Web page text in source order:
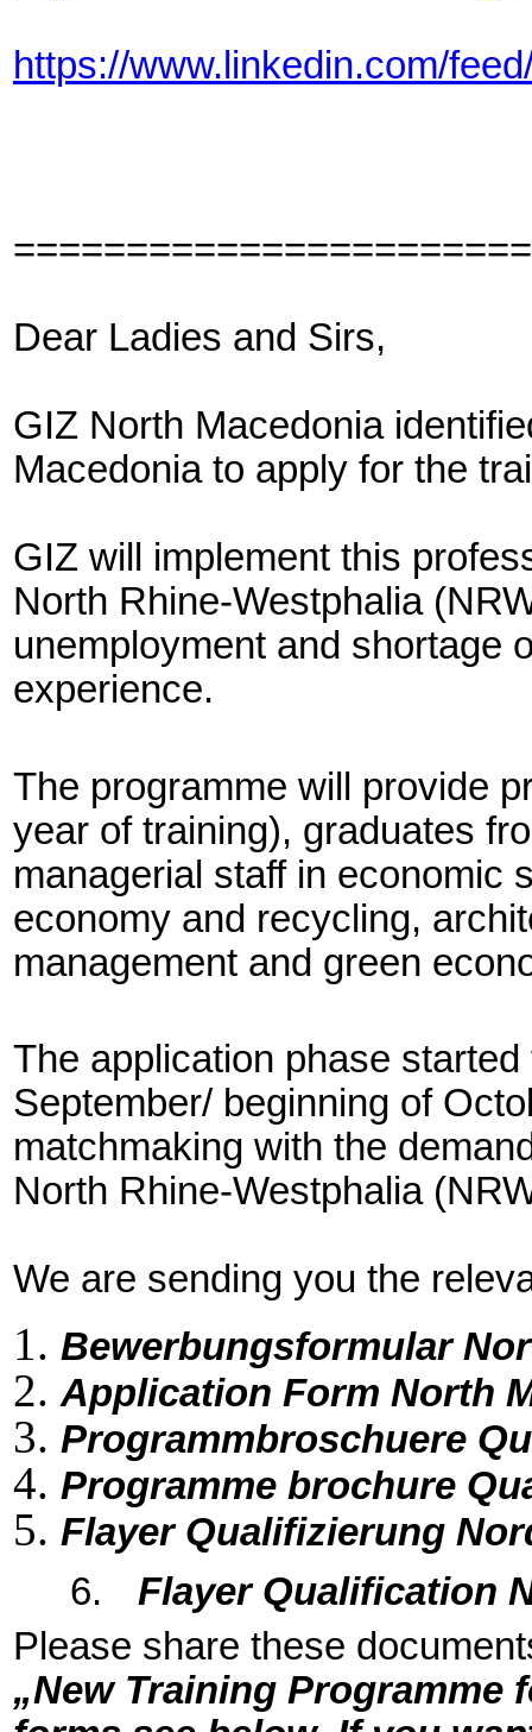
https://www.linkedin.com/
Dear Ladies and Sirs,
GIZ North Macedonia
Macedonia to apply for the
GIZ will implement this
North Rhine-Westphalia
unemployment and shortage
experience.
The programme will provide
year of training), graduates
managerial staff in economic
economy and recycling,
management and green
The application phase started
September/ beginning of
matchmaking with the
North Rhine-Westphalia
We are sending you the
Bewerbungsformular
Application Form North
Programmbroschuere
Programme brochure
Flayer Qualifizierung
6.
Flayer Qualification
Please share these
„New Training Programme